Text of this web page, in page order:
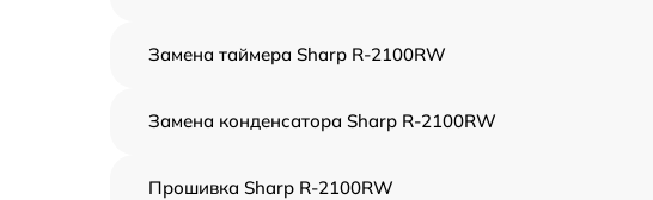
Замена таймера Sharp R-2100RW
Замена конденсатора Sharp R-2100RW
Прошивка Sharp R-2100RW